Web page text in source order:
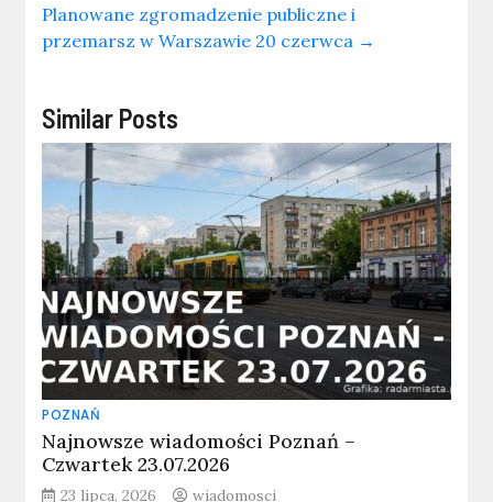
Planowane zgromadzenie publiczne i
przemarsz w Warszawie 20 czerwca →
Similar Posts
POZNAŃ
Najnowsze wiadomości Poznań –
Czwartek 23.07.2026
23 lipca, 2026 wiadomosci